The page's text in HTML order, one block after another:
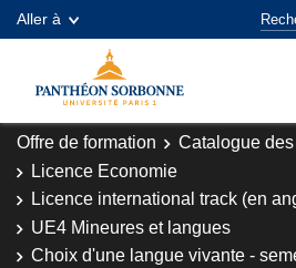
Aller à
Offre de formation Catalogue
Licence Economie
Licence international track (en
UE4 Mineures et langues
Choix d'une langue vivante -